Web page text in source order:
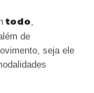
todo,
de
seja ele